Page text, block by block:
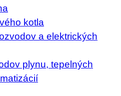
kotla
a elektrických
plynu, tepelných